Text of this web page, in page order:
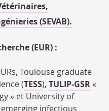
(SEVAB).
(EUR) :
Toulouse graduate
(TESS), TULIP-GSR«
» et University of
infectious